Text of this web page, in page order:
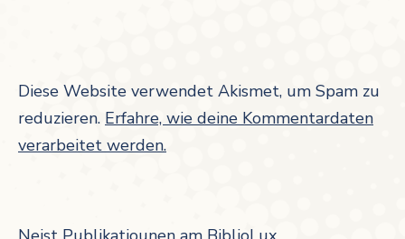
Diese Website verwendet Akismet, um Spam zu
reduzieren. Erfahre, wie deine Kommentardaten
verarbeitet werden.